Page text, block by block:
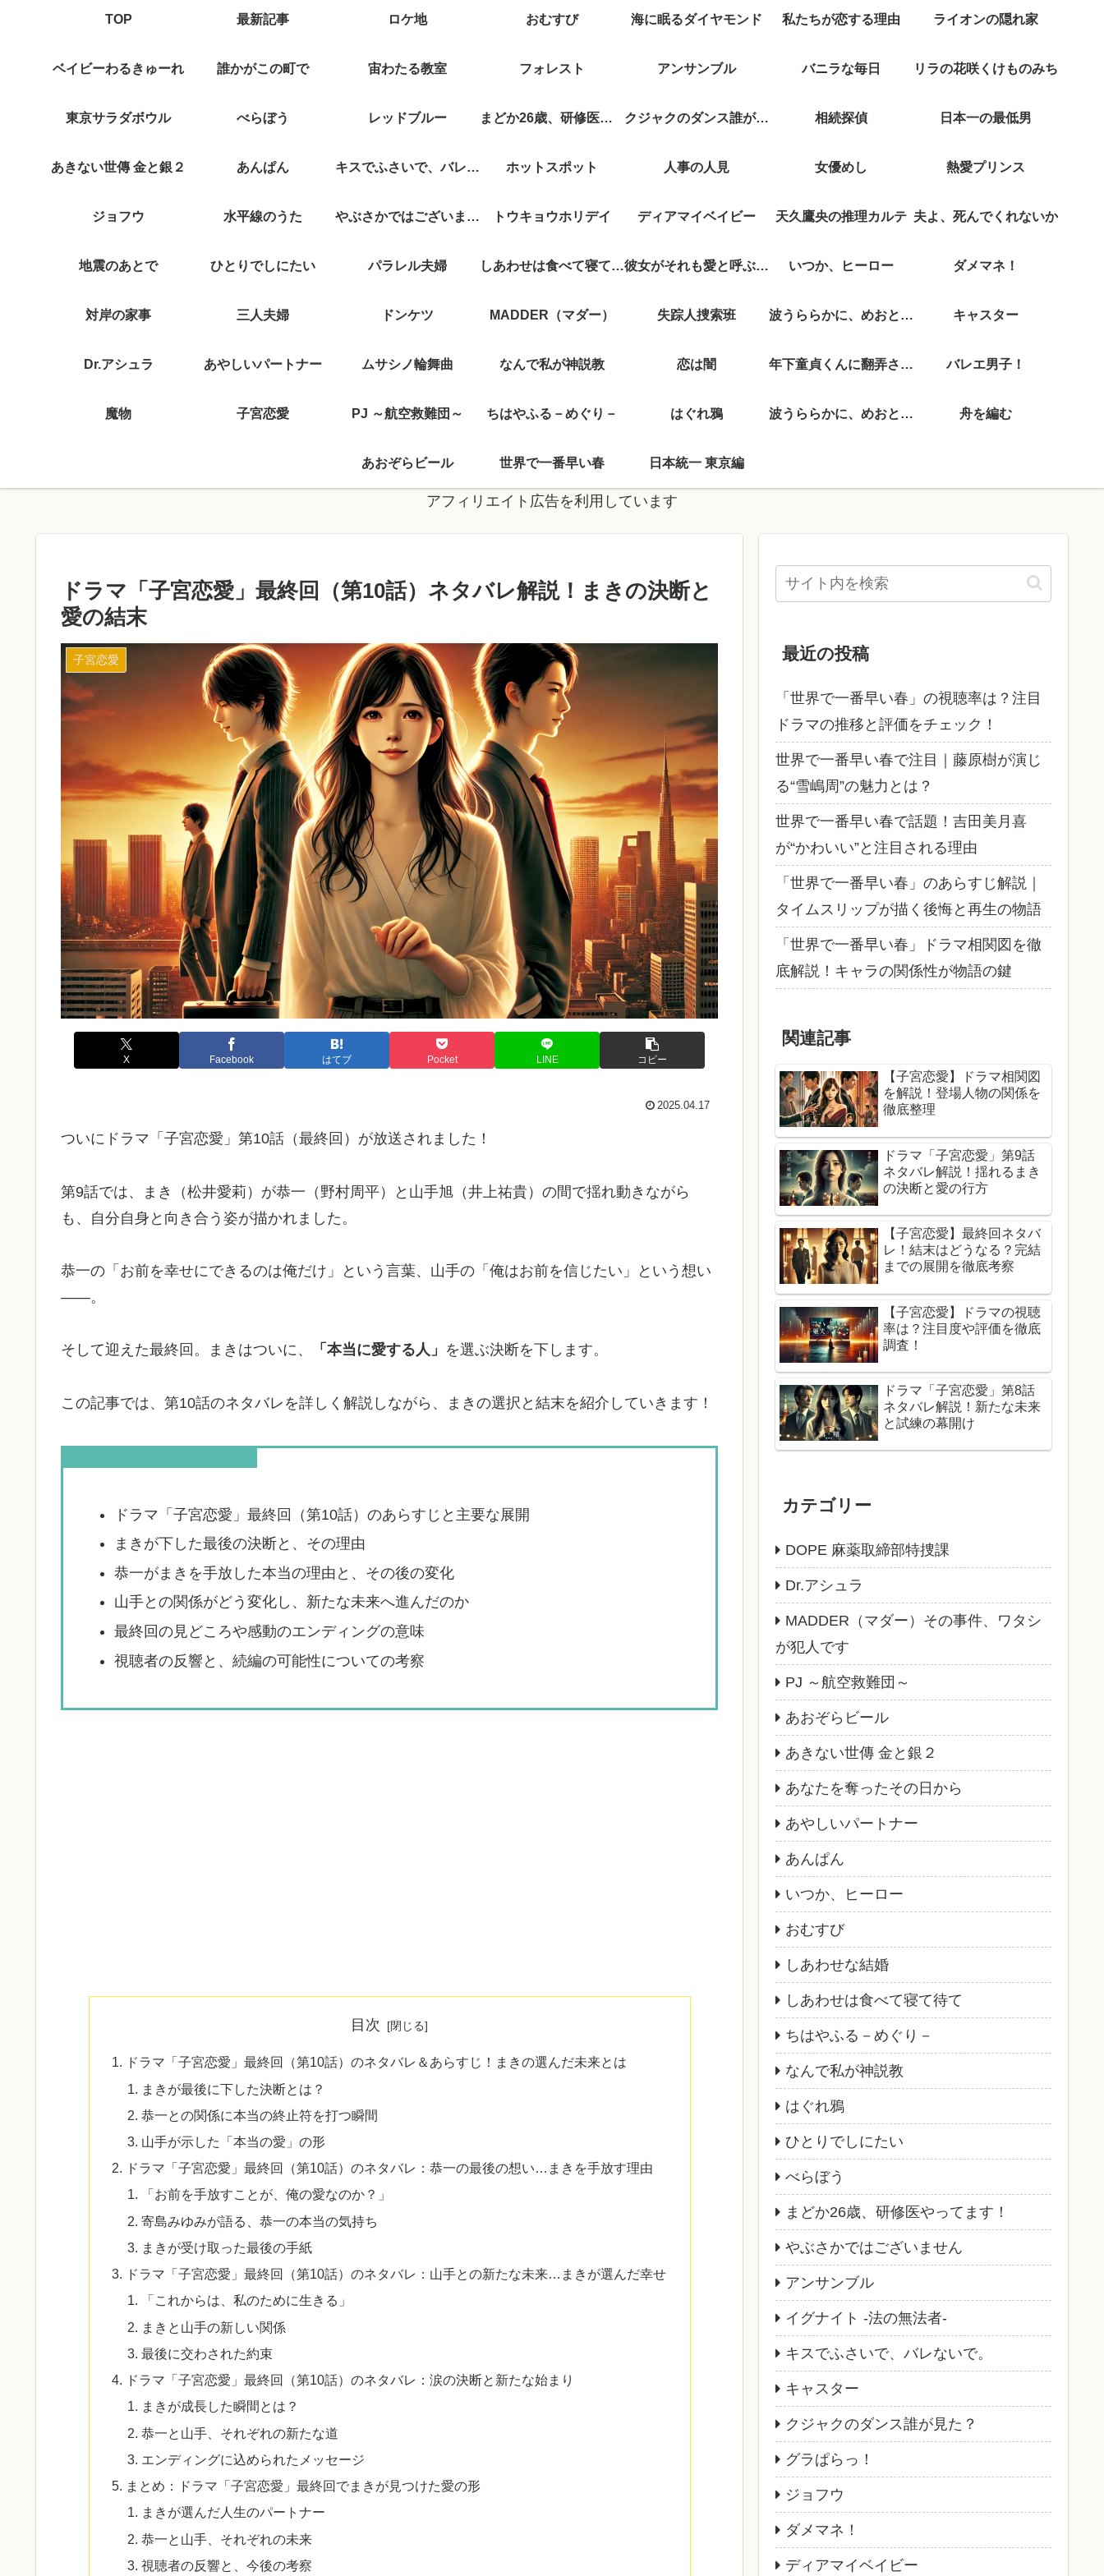
TOP 最新記事 ロケ地 おむすび 海に眠るダイヤモンド 私たちが恋する理由 ライオンの隠れ家
ベイビーわるきゅーれ 誰かがこの町で 宙わたる教室 フォレスト アンサンブル バニラな毎日 リラの花咲くけものみち
東京サラダボウル べらぼう レッドブルー まどか26歳、研修医やってます！ クジャクのダンス誰が見た？ 相続探偵 日本一の最低男
あきない世傳 金と銀２ あんぱん キスでふさいで、バレないで。 ホットスポット 人事の人見 女優めし 熱愛プリンス
ジョフウ 水平線のうた やぶさかではございません トウキョウホリデイ ディアマイベイビー 天久鷹央の推理カルテ 夫よ、死んでくれないか
地震のあとで ひとりでしにたい パラレル夫婦 しあわせは食べて寝て待て 彼女がそれも愛と呼ぶなら いつか、ヒーロー ダメマネ！
対岸の家事 三人夫婦 ドンケツ MADDER（マダー） 失踪人捜索班 波うららかに、めおと日和 キャスター
Dr.アシュラ あやしいパートナー ムサシノ輪舞曲 なんで私が神説教 恋は闇 年下童貞くんに翻弄されてます バレエ男子！
魔物 子宮恋愛 PJ ～航空救難団～ ちはやふる－めぐり－ はぐれ鴉 波うららかに、めおと日和 舟を編む
あおぞらビール 世界で一番早い春 日本統一 東京編
アフィリエイト広告を利用しています
ドラマ「子宮恋愛」最終回（第10話）ネタバレ解説！まきの決断と
愛の結末
子宮恋愛
X Facebook はてブ Pocket LINE コピー
2025.04.17
ついにドラマ「子宮恋愛」第10話（最終回）が放送されました！
第9話では、まき（松井愛莉）が恭一（野村周平）と山手旭（井上祐貴）の間で揺れ動きながら
も、自分自身と向き合う姿が描かれました。
恭一の「お前を幸せにできるのは俺だけ」という言葉、山手の「俺はお前を信じたい」という想い
——。
そして迎えた最終回。まきはついに、 「本当に愛する人」 を選ぶ決断を下します。
この記事では、第10話のネタバレを詳しく解説しながら、まきの選択と結末を紹介していきます！
ドラマ「子宮恋愛」最終回（第10話）のあらすじと主要な展開
まきが下した最後の決断と、その理由
恭一がまきを手放した本当の理由と、その後の変化
山手との関係がどう変化し、新たな未来へ進んだのか
最終回の見どころや感動のエンディングの意味
視聴者の反響と、続編の可能性についての考察
目次
ドラマ「子宮恋愛」最終回（第10話）のネタバレ＆あらすじ！まきの選んだ未来とは
まきが最後に下した決断とは？
恭一との関係に本当の終止符を打つ瞬間
山手が示した「本当の愛」の形
ドラマ「子宮恋愛」最終回（第10話）のネタバレ：恭一の最後の想い…まきを手放す理由
「お前を手放すことが、俺の愛なのか？」
寄島みゆみが語る、恭一の本当の気持ち
まきが受け取った最後の手紙
ドラマ「子宮恋愛」最終回（第10話）のネタバレ：山手との新たな未来…まきが選んだ幸せ
「これからは、私のために生きる」
まきと山手の新しい関係
最後に交わされた約束
ドラマ「子宮恋愛」最終回（第10話）のネタバレ：涙の決断と新たな始まり
まきが成長した瞬間とは？
恭一と山手、それぞれの新たな道
エンディングに込められたメッセージ
まとめ：ドラマ「子宮恋愛」最終回でまきが見つけた愛の形
まきが選んだ人生のパートナー
恭一と山手、それぞれの未来
視聴者の反響と、今後の考察
最近の投稿
「世界で一番早い春」の視聴率は？注目
ドラマの推移と評価をチェック！
世界で一番早い春で注目｜藤原樹が演じ
る“雪嶋周”の魅力とは？
世界で一番早い春で話題！吉田美月喜
が“かわいい”と注目される理由
「世界で一番早い春」のあらすじ解説｜
タイムスリップが描く後悔と再生の物語
「世界で一番早い春」ドラマ相関図を徹
底解説！キャラの関係性が物語の鍵
関連記事
【子宮恋愛】ドラマ相関図
を解説！登場人物の関係を
徹底整理
ドラマ「子宮恋愛」第9話
ネタバレ解説！揺れるまき
の決断と愛の行方
【子宮恋愛】最終回ネタバ
レ！結末はどうなる？完結
までの展開を徹底考察
【子宮恋愛】ドラマの視聴
率は？注目度や評価を徹底
調査！
ドラマ「子宮恋愛」第8話
ネタバレ解説！新たな未来
と試練の幕開け
カテゴリー
DOPE 麻薬取締部特捜課
Dr.アシュラ
MADDER（マダー）その事件、ワタシ
が犯人です
PJ ～航空救難団～
あおぞらビール
あきない世傳 金と銀２
あなたを奪ったその日から
あやしいパートナー
あんぱん
いつか、ヒーロー
おむすび
しあわせな結婚
しあわせは食べて寝て待て
ちはやふる－めぐり－
なんで私が神説教
はぐれ鴉
ひとりでしにたい
べらぼう
まどか26歳、研修医やってます！
やぶさかではございません
アンサンブル
イグナイト -法の無法者-
キスでふさいで、バレないで。
キャスター
クジャクのダンス誰が見た？
グラぱらっ！
ジョフウ
ダメマネ！
ディアマイベイビー